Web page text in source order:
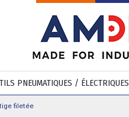
PNEUMATIQUES / ÉLECTRIQUES
filetée